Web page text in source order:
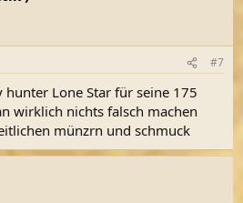
#7
Lone Star für seine 175
wirklich nichts falsch machen
münzrn und schmuck